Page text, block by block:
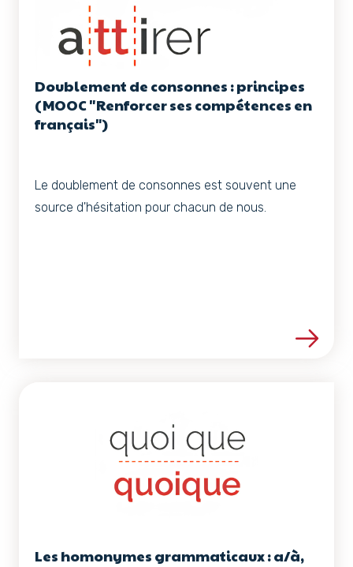
Doublement de consonnes : principes
(MOOC "Renforcer ses compétences en
français")
Le doublement de consonnes est souvent une
source d'hésitation pour chacun de nous.
Voir les détails de la
Les homonymes grammaticaux : a/à,